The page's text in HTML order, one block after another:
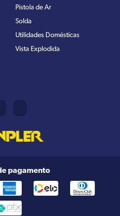
Pistola de Ar
Solda
Utilidades Domésticas
Vista Explodida
pagamento